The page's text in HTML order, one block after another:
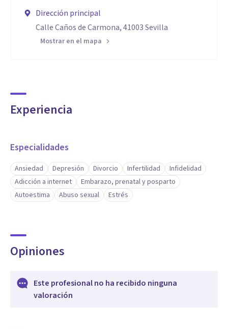
Dirección principal
Calle Caños de Carmona, 41003 Sevilla
Mostrar en el mapa
Experiencia
Especialidades
Ansiedad Depresión Divorcio Infertilidad
Infidelidad
Adicción a internet
Embarazo, prenatal y posparto
Autoestima
Abuso sexual Estrés
Opiniones
Este profesional no ha recibido ninguna
valoración